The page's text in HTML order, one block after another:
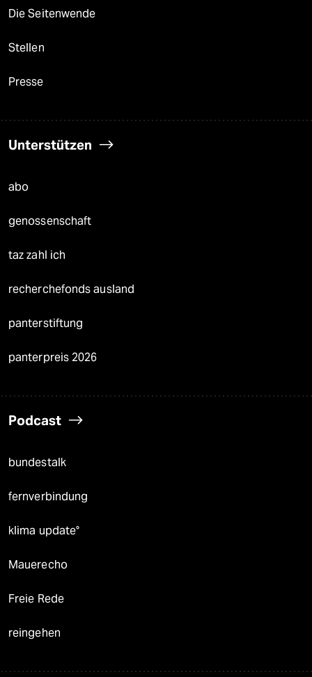
Die Seitenwende
Stellen
Presse
Unterstützen
abo
genossenschaft
taz zahl ich
recherchefonds ausland
panterstiftung
panterpreis 2026
Podcast
bundestalk
fernverbindung
klima update°
Mauerecho
Freie Rede
reingehen